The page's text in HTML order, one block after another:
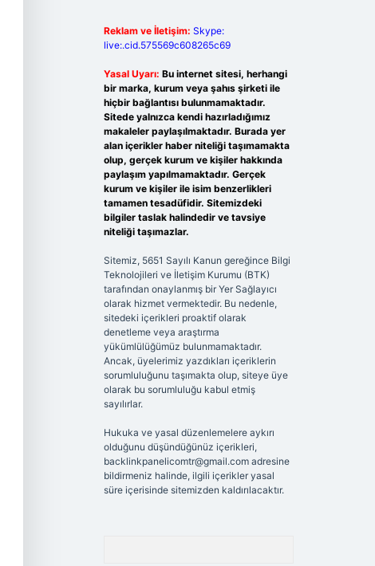
Reklam ve İletişim: Skype:
live:.cid.575569c608265c69
Yasal Uyarı: Bu internet sitesi, herhangi
bir marka, kurum veya şahıs şirketi ile
hiçbir bağlantısı bulunmamaktadır.
Sitede yalnızca kendi hazırladığımız
makaleler paylaşılmaktadır. Burada yer
alan içerikler haber niteliği taşımamakta
olup, gerçek kurum ve kişiler hakkında
paylaşım yapılmamaktadır. Gerçek
kurum ve kişiler ile isim benzerlikleri
tamamen tesadüfidir. Sitemizdeki
bilgiler taslak halindedir ve tavsiye
niteliği taşımazlar.
Sitemiz, 5651 Sayılı Kanun gereğince Bilgi
Teknolojileri ve İletişim Kurumu (BTK)
tarafından onaylanmış bir Yer Sağlayıcı
olarak hizmet vermektedir. Bu nedenle,
sitedeki içerikleri proaktif olarak
denetleme veya araştırma
yükümlülüğümüz bulunmamaktadır.
Ancak, üyelerimiz yazdıkları içeriklerin
sorumluluğunu taşımakta olup, siteye üye
olarak bu sorumluluğu kabul etmiş
sayılırlar.
Hukuka ve yasal düzenlemelere aykırı
olduğunu düşündüğünüz içerikleri,
backlinkpanelicomtr@gmail.comadresine
bildirmeniz halinde, ilgili içerikler yasal
süre içerisinde sitemizden kaldırılacaktır.